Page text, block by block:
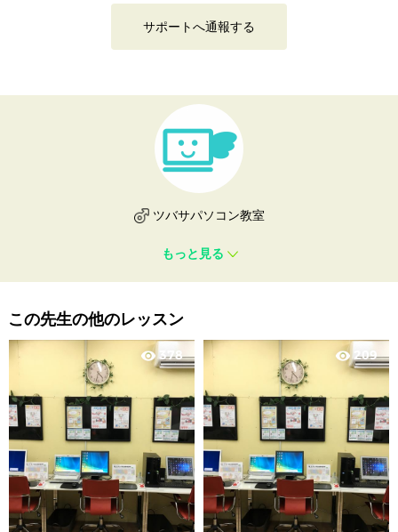
サポートへ通報する
ツバサパソコン教室
もっと見る
この先生の他のレッスン
visibility 378 visibility 209